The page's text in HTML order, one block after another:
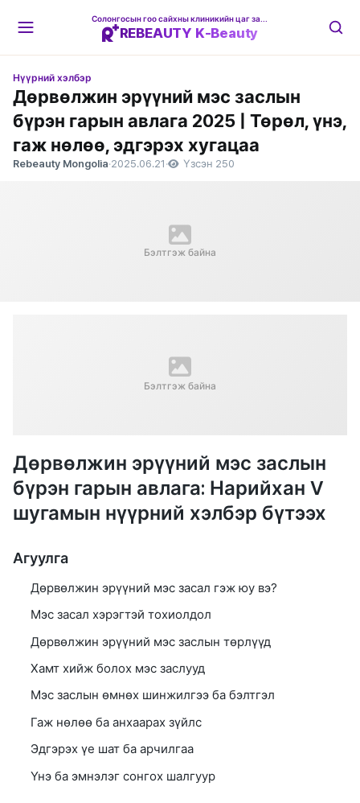
REBEAUTY K-Beauty
Нүүрний хэлбэр
Дөрвөлжин эрүүний мэс заслын
бүрэн гарын авлага 2025 | Төрөл, үнэ,
гаж нөлөө, эдгэрэх хугацаа
Rebeauty Mongolia·2025.06.21 · Үзсэн 250
Бэлтгэж байна
Бэлтгэж байна
Дөрвөлжин эрүүний мэс заслын
бүрэн гарын авлага: Нарийхан V
шугамын нүүрний хэлбэр бүтээх
Агуулга
Дөрвөлжин эрүүний мэс засал гэж юу вэ?
Мэс засал хэрэгтэй тохиолдол
Дөрвөлжин эрүүний мэс заслын төрлүүд
Хамт хийж болох мэс заслууд
Мэс заслын өмнөх шинжилгээ ба бэлтгэл
Гаж нөлөө ба анхаарах зүйлс
Эдгэрэх үе шат ба арчилгаа
Үнэ ба эмнэлэг сонгох шалгуур